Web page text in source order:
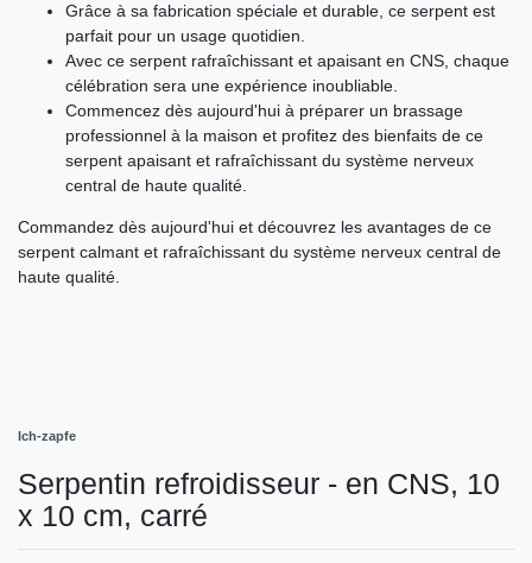
Grâce à sa fabrication spéciale et durable, ce serpent est
parfait pour un usage quotidien.
Avec ce serpent rafraîchissant et apaisant en CNS, chaque
célébration sera une expérience inoubliable.
Commencez dès aujourd'hui à préparer un brassage
professionnel à la maison et profitez des bienfaits de ce
serpent apaisant et rafraîchissant du système nerveux
central de haute qualité.
Commandez dès aujourd'hui et découvrez les avantages de ce
serpent calmant et rafraîchissant du système nerveux central de
haute qualité.
Ich-zapfe
Serpentin refroidisseur - en CNS, 10
x 10 cm, carré